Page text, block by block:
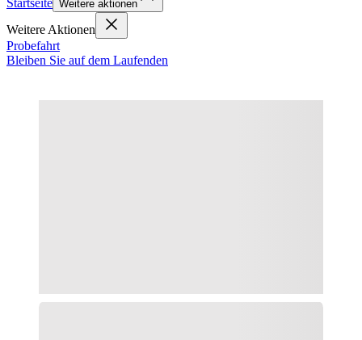
Startseite Weitere aktionen
Weitere Aktionen
Probefahrt
Bleiben Sie auf dem Laufenden